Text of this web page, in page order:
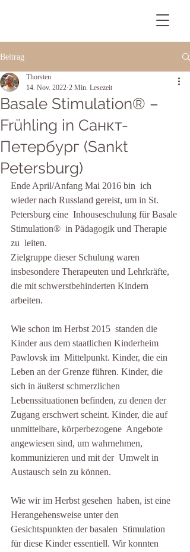
Beitrag
Basale Stimulation® –
Frühling in Санкт-
Петербург (Sankt
Petersburg)
Thorsten
14. Nov. 2022 2 Min. Lesezeit
Ende April/Anfang Mai 2016 bin  ich
wieder nach Russland gereist, um in St.
Petersburg eine  Inhouseschulung für Basale
Stimulation®  in Pädagogik und Therapie
zu  leiten.
Zielgruppe dieser Schulung waren
insbesondere Therapeuten und Lehrkräfte,
die mit schwerstbehinderten Kindern
arbeiten.
Wie schon im Herbst 2015  standen die
Kinder aus dem staatlichen Kinderheim
Pawlovsk im  Mittelpunkt. Kinder, die ein
Leben an der Grenze führen. Kinder, die
sich in äußerst schmerzlichen
Lebenssituationen befinden, zu denen der
Zugang erschwert scheint. Kinder, die auf
unmittelbare, körperbezogene  Angebote
angewiesen sind, um wahrnehmen,
kommunizieren und mit der  Umwelt in
Austausch sein zu können.
Wie wir im Herbst gesehen  haben, ist eine
Herangehensweise unter den
Gesichtspunkten der basalen  Stimulation
für diese Kinder essentiell. Wir konnten